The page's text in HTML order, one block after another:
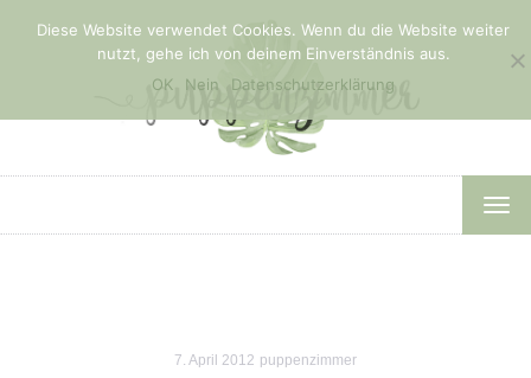
7. April 2012 puppenzimmer
Diese Website verwendet Cookies. Wenn du die Website weiter
nutzt, gehe ich von deinem Einverständnis aus.
OK
Nein Datenschutzerklärung